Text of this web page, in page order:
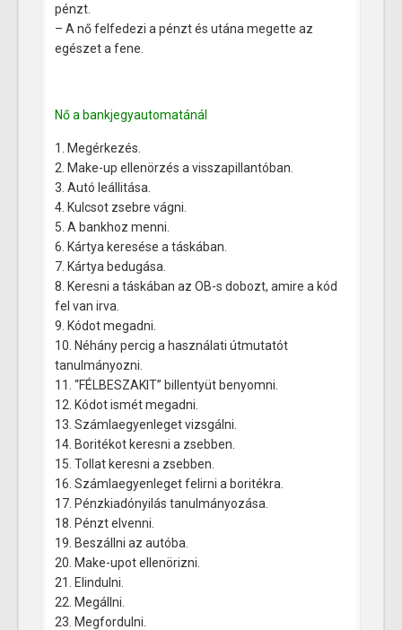
pénzt.
– A nő felfedezi a pénzt és utána megette az
egészet a fene.
Nő a bankjegyautomatánál
1. Megérkezés.
2. Make-up ellenörzés a visszapillantóban.
3. Autó leállitása.
4. Kulcsot zsebre vágni.
5. A bankhoz menni.
6. Kártya keresése a táskában.
7. Kártya bedugása.
8. Keresni a táskában az OB-s dobozt, amire a kód
fel van irva.
9. Kódot megadni.
10. Néhány percig a használati útmutatót
tanulmányozni.
11. “FÉLBESZAKIT” billentyüt benyomni.
12. Kódot ismét megadni.
13. Számlaegyenleget vizsgálni.
14. Boritékot keresni a zsebben.
15. Tollat keresni a zsebben.
16. Számlaegyenleget felirni a boritékra.
17. Pénzkiadónyilás tanulmányozása.
18. Pénzt elvenni.
19. Beszállni az autóba.
20. Make-upot ellenörizni.
21. Elindulni.
22. Megállni.
23. Megfordulni.